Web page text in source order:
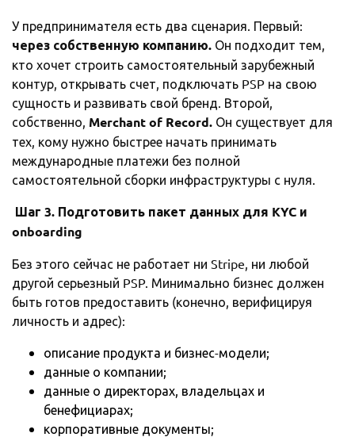
У предпринимателя есть два сценария. Первый:
через собственную компанию. Он подходит тем,
кто хочет строить самостоятельный зарубежный
контур, открывать счет, подключать PSP на свою
сущность и развивать свой бренд. Второй,
собственно, Merchantof Record. Он существует для
тех, кому нужно быстрее начать принимать
международные платежи без полной
самостоятельной сборки инфраструктуры с нуля.
Шаг 3. Подготовить пакет данных для KYC и
onboarding
Без этого сейчас не работает ни Stripe, ни любой
другой серьезный PSP. Минимально бизнес должен
быть готов предоставить (конечно, верифицируя
личность и адрес):
описание продукта и бизнес-модели;
данные о компании;
данные о директорах, владельцах и
бенефициарах;
корпоративные документы;